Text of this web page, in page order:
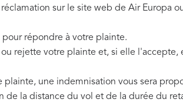
sur le site web de Air Europa
répondre à votre plainte.
rejette votre plainte et, si elle l'accepte,
plainte, une indemnisation vous sera
de la distance du vol et de la durée du